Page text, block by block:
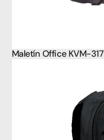
Maletín Office KVM-317